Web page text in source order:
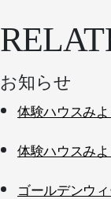
お知らせ
体験ハウスみ
体験ハウスみ
ゴールデンウ